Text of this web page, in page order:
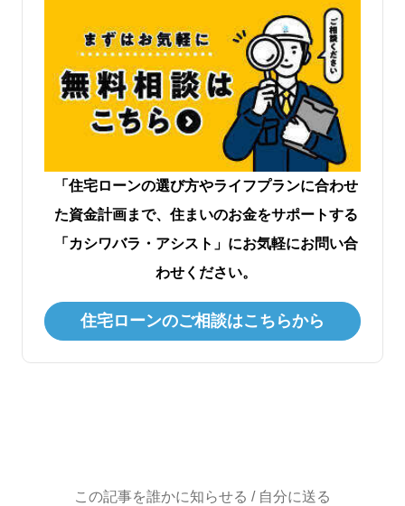
「住宅ローンの選び方やライフプランに合わせ
た資金計画まで、住まいのお金をサポートする
「カシワバラ・アシスト」にお気軽にお問い合
わせください。
住宅ローンのご相談はこちらから
この記事を誰かに知らせる / 自分に送る